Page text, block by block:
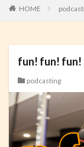
HOME
fun! fun! fun!
podcasting